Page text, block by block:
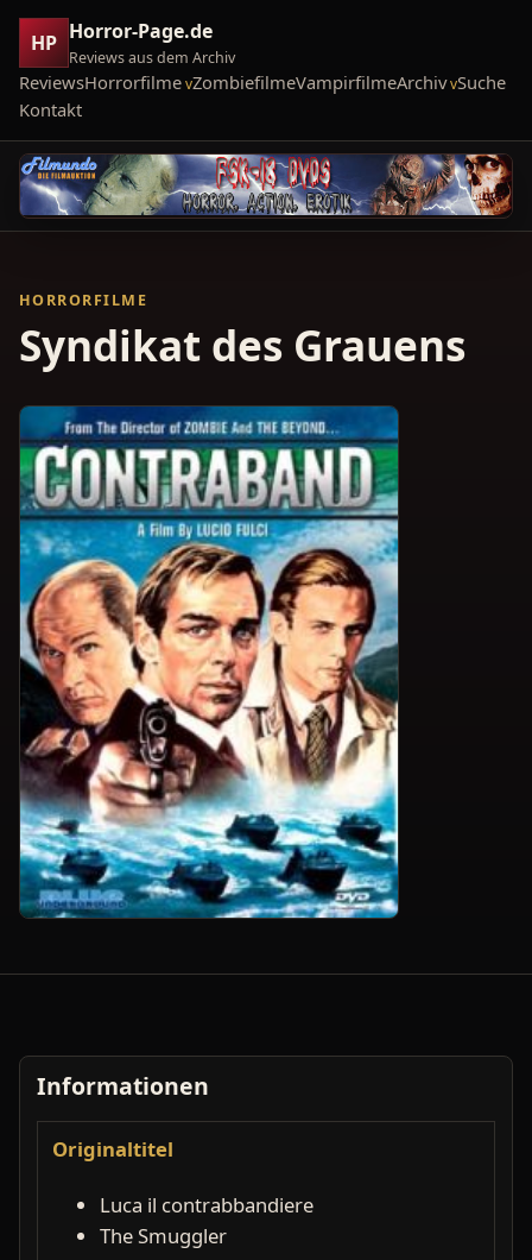
HP Horror-Page.de
Reviews aus dem Archiv
ReviewsHorrorfilme ZombiefilmeVampirfilmeArchiv Suche
Kontakt
HORRORFILME
Syndikat des Grauens
Informationen
Originaltitel
Luca il contrabbandiere
The Smuggler